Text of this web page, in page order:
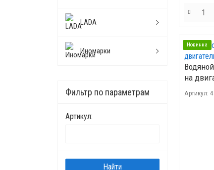
LADA
Иномарки
Фильтр по параметрам
Артикул:
Новинка
на
Артикул: